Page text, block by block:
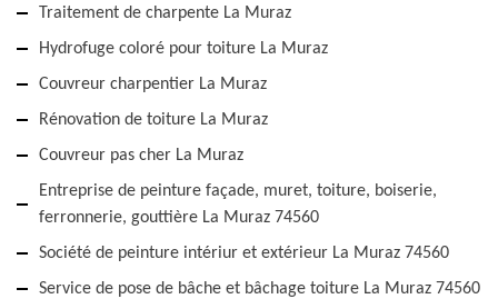
Traitement de charpente La Muraz
Hydrofuge coloré pour toiture La Muraz
Couvreur charpentier La Muraz
Rénovation de toiture La Muraz
Couvreur pas cher La Muraz
Entreprise de peinture façade, muret, toiture, boiserie,
ferronnerie, gouttière La Muraz 74560
Société de peinture intériur et extérieur La Muraz 74560
Service de pose de bâche et bâchage toiture La Muraz 74560